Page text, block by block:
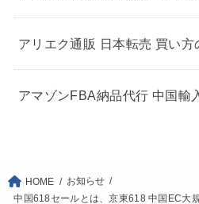
アリエク通販 日本転売 買い方
アマゾンFBA納品代行 中国輸
HOME
お知らせ
中国618セールとは、京東618 中国EC大